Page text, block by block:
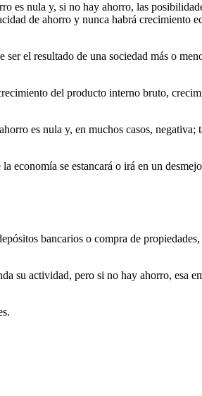
es nula y, si no hay ahorro, las
de ahorro y nunca habrá crecimiento
el resultado de una sociedad más o
del producto interno bruto,
es nula y, en muchos casos, negativa;
economía se estancará o irá en un
bancarios o compra de propiedades,
su actividad, pero si no hay ahorro, esa